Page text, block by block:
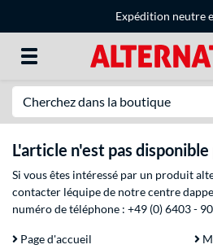
Expédition neutre
L'article n'est pas
Si vous êtes intéressé par un produit
contacter léquipe de notre centre
numéro de téléphone : +49 (0) 6403 -
Page d'accueil